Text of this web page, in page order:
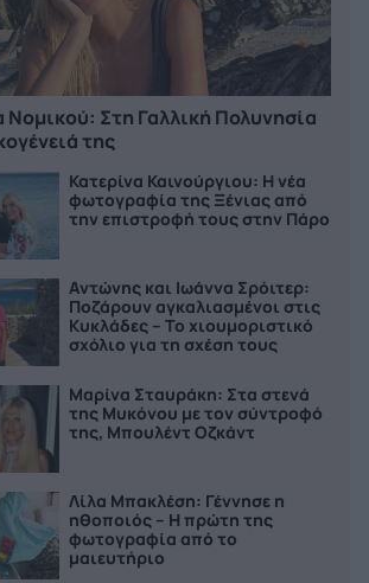
Νομικού: Στη Γαλλική Πολυνησία
της
Κατερίνα Καινούργιου: Η νέα
φωτογραφία της Ξένιας από
την επιστροφή τους στην Πάρο
Αντώνης και Ιωάννα Σρόιτερ:
Ποζάρουν αγκαλιασμένοι στις
Κυκλάδες – Το χιουμοριστικό
σχόλιο για τη σχέση τους
Μαρίνα Σταυράκη: Στα στενά
της Μυκόνου με τον σύντροφό
της, Μπουλέντ Οζκάντ
Λίλα Μπακλέση: Γέννησε η
ηθοποιός – Η πρώτη της
φωτογραφία από το
μαιευτήριο